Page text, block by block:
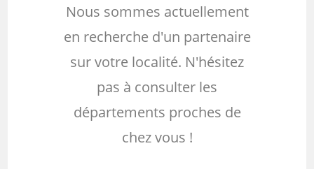
Nous sommes actuellement
en recherche d'un partenaire
sur votre localité. N'hésitez
pas à consulter les
départements proches de
chez vous !